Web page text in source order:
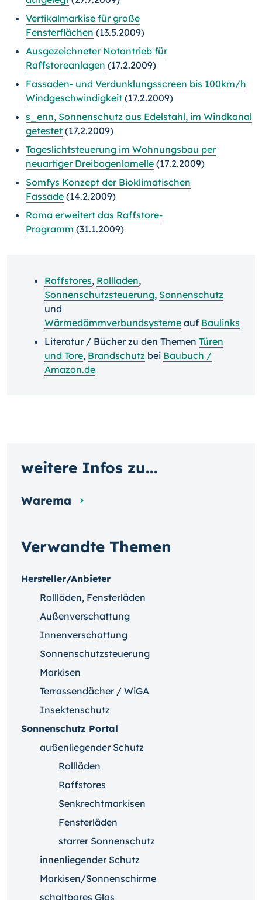
Vertikalmarkise für große
Fensterflächen (13.5.2009)
Ausgezeichneter Notantrieb für
Raffstoreanlagen (17.2.2009)
Fassaden- und Verdunklungsscreen bis 100km/h
Windgeschwindigkeit (17.2.2009)
s_enn, Sonnenschutz aus Edelstahl, im Windkanal
getestet (17.2.2009)
Tageslichtsteuerung im Wohnungsbau per
neuartiger Dreibogenlamelle (17.2.2009)
Somfys Konzept der Bioklimatischen
Fassade (14.2.2009)
Roma erweitert das Raffstore-
Programm (31.1.2009)
Raffstores, Rollladen,
Sonnenschutzsteuerung, Sonnenschutz
und
Wärmedämmverbundsysteme auf Baulinks
Literatur / Bücher zu den Themen Türen
und Tore, Brandschutz bei Baubuch /
Amazon.de
Verwandte Themen
Hersteller/Anbieter
Rollläden, Fensterläden
Außenverschattung
Innenverschattung
Sonnenschutzsteuerung
Markisen
Terrassendächer / WiGA
Insektenschutz
Sonnenschutz Portal
außenliegender Schutz
Rollläden
Raffstores
Senkrechtmarkisen
Fensterläden
starrer Sonnenschutz
innenliegender Schutz
Markisen/Sonnenschirme
schaltbares Glas
weitere Infos zu...
Warema